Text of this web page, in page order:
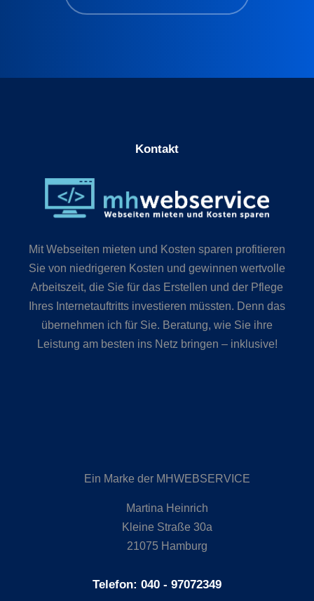
Kontakt
Mit Webseiten mieten und Kosten sparen profitieren
Sie von niedrigeren Kosten und gewinnen wertvolle
Arbeitszeit, die Sie für das Erstellen und der Pflege
Ihres Internetauftritts investieren müssten. Denn das
übernehmen ich für Sie. Beratung, wie Sie ihre
Leistung am besten ins Netz bringen – inklusive!
Ein Marke der MHWEBSERVICE
Martina Heinrich
Kleine Straße 30a
21075 Hamburg
Telefon: 040 - 97072349